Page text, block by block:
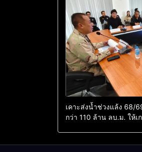
เคาะส่งน้ำช่วงแล้ง 68/
กว่า 110 ล้าน ลบ.ม. ให้เ